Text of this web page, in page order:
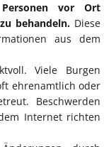
vor Ort
behandeln. Diese
aus dem
Viele Burgen
ehrenamtlich oder
Beschwerden
Internet richten